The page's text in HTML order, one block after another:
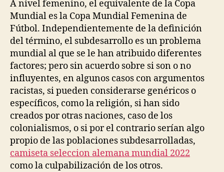
A nivel femenino, el equivalente de la Copa
Mundial es la Copa Mundial Femenina de
Fútbol. Independientemente de la definición
del término, el subdesarrollo es un problema
mundial al que se le han atribuido diferentes
factores; pero sin acuerdo sobre si son o no
influyentes, en algunos casos con argumentos
racistas, si pueden considerarse genéricos o
específicos, como la religión, si han sido
creados por otras naciones, caso de los
colonialismos, o si por el contrario serían algo
propio de las poblaciones subdesarrolladas,
camiseta seleccion alemana mundial 2022
como la culpabilización de los otros.